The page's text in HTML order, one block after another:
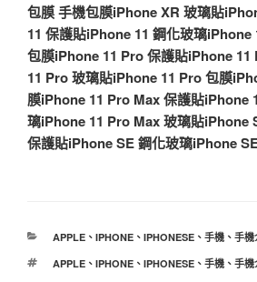
包膜手機包膜iPhone XR 玻璃貼
11 保護貼iPhone 11 鋼化玻璃iPhone
包膜iPhone 11 Pro 保護貼iPhone 11
11 Pro 玻璃貼iPhone 11 Pro 包膜
膜iPhone 11 Pro Max 保護貼iPhone
璃iPhone 11 Pro Max 玻璃貼iPhone
保護貼iPhone SE 鋼化玻璃iPhone
分
APPLE、 IPHONE、 IPHONESE、 手機、 手機
標
APPLE、 IPHONE、 IPHONESE、 手機、 手機